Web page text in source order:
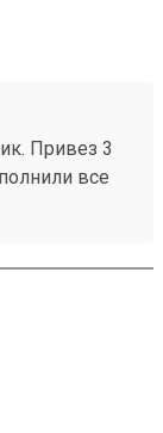
Привез 3
все